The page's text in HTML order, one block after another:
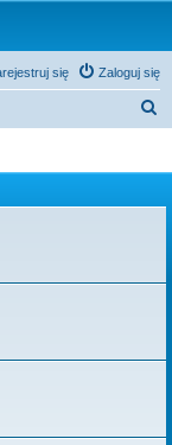
Zaloguj się
się